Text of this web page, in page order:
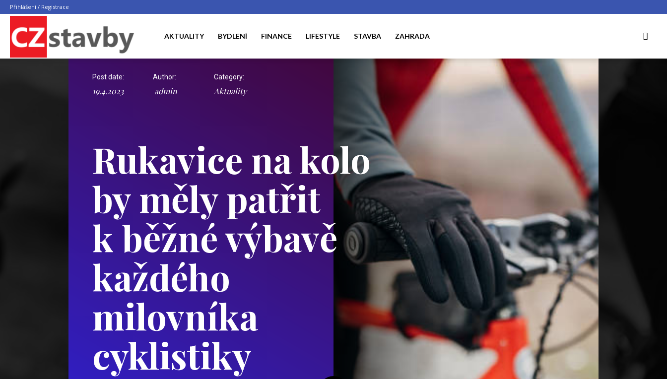
Přihlášení / Registrace
STAVBY
AKTUALITY BYDLENÍ FINANCE LIFESTYLE STAVBA ZAHRADA
Rukavice na kolo
by měly patřit
k běžné výbavě
každého
milovníka
cyklistiky
Post date:
19.4.2023
Author:
admin
Category:
Aktuality